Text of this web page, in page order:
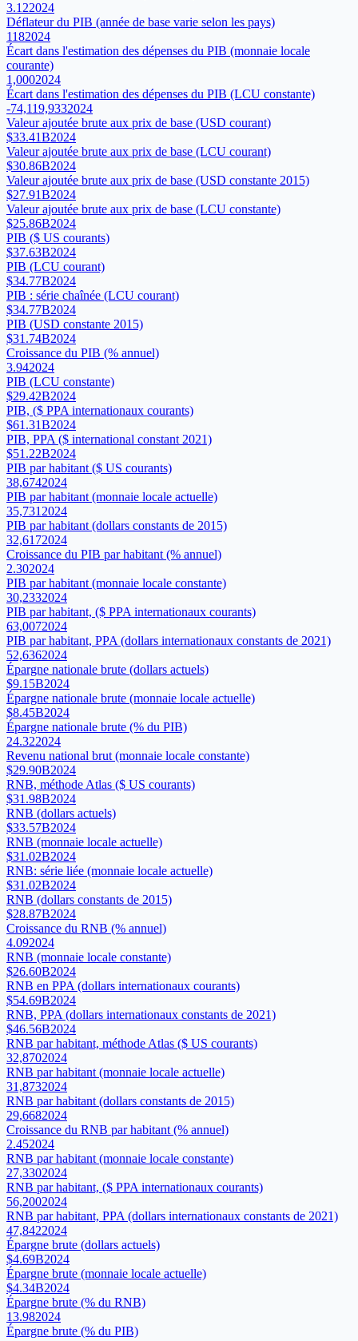
3.122024
Déflateur du PIB (année de base varie selon les pays)
1182024
Écart dans l'estimation des dépenses du PIB (monnaie locale
courante)
1,0002024
Écart dans l'estimation des dépenses du PIB (LCU constante)
-74,119,9332024
Valeur ajoutée brute aux prix de base (USD courant)
$33.41B2024
Valeur ajoutée brute aux prix de base (LCU courant)
$30.86B2024
Valeur ajoutée brute aux prix de base (USD constante 2015)
$27.91B2024
Valeur ajoutée brute aux prix de base (LCU constante)
$25.86B2024
PIB ($ US courants)
$37.63B2024
PIB (LCU courant)
$34.77B2024
PIB : série chaînée (LCU courant)
$34.77B2024
PIB (USD constante 2015)
$31.74B2024
Croissance du PIB (% annuel)
3.942024
PIB (LCU constante)
$29.42B2024
PIB, ($ PPA internationaux courants)
$61.31B2024
PIB, PPA ($ international constant 2021)
$51.22B2024
PIB par habitant ($ US courants)
38,6742024
PIB par habitant (monnaie locale actuelle)
35,731 2024
PIB par habitant (dollars constants de 2015)
32,6172024
Croissance du PIB par habitant (% annuel)
2.302024
PIB par habitant (monnaie locale constante)
30,2332024
PIB par habitant, ($ PPA internationaux courants)
63,0072024
PIB par habitant, PPA (dollars internationaux constants de 2021)
52,6362024
Épargne nationale brute (dollars actuels)
$9.15B2024
Épargne nationale brute (monnaie locale actuelle)
$8.45B2024
Épargne nationale brute (% du PIB)
24.322024
Revenu national brut (monnaie locale constante)
$29.90B2024
RNB, méthode Atlas ($ US courants)
$31.98B2024
RNB (dollars actuels)
$33.57B2024
RNB (monnaie locale actuelle)
$31.02B2024
RNB: série liée (monnaie locale actuelle)
$31.02B2024
RNB (dollars constants de 2015)
$28.87B2024
Croissance du RNB (% annuel)
4.092024
RNB (monnaie locale constante)
$26.60B2024
RNB en PPA (dollars internationaux courants)
$54.69B2024
RNB, PPA (dollars internationaux constants de 2021)
$46.56B2024
RNB par habitant, méthode Atlas ($ US courants)
32,8702024
RNB par habitant (monnaie locale actuelle)
31,8732024
RNB par habitant (dollars constants de 2015)
29,6682024
Croissance du RNB par habitant (% annuel)
2.452024
RNB par habitant (monnaie locale constante)
27,3302024
RNB par habitant, ($ PPA internationaux courants)
56,2002024
RNB par habitant, PPA (dollars internationaux constants de 2021)
47,8422024
Épargne brute (dollars actuels)
$4.69B2024
Épargne brute (monnaie locale actuelle)
$4.34B2024
Épargne brute (% du RNB)
13.982024
Épargne brute (% du PIB)